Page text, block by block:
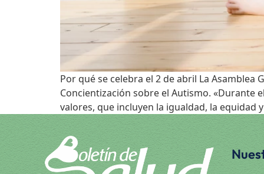
Por qué se celebra el 2 de abril La
Concientización sobre el Autismo. «Durante
valores, que incluyen la igualdad, la equidad